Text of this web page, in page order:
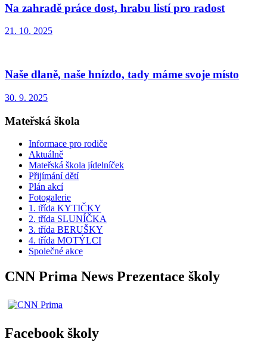
Na zahradě práce dost, hrabu listí pro radost
21. 10. 2025
Naše dlaně, naše hnízdo, tady máme svoje místo
30. 9. 2025
Mateřská škola
Informace pro rodiče
Aktuálně
Mateřská škola jídelníček
Přijímání dětí
Plán akcí
Fotogalerie
1. třída KYTIČKY
2. třída SLUNÍČKA
3. třída BERUŠKY
4. třída MOTÝLCI
Společné akce
CNN Prima News Prezentace školy
Facebook školy